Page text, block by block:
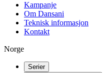
Kampanje
Om Dansani
Teknisk informasjon
Kontakt
Norge
Serier